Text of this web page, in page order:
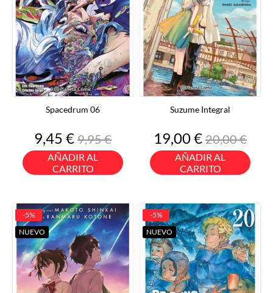
Spacedrum 06
Precio
9,45 €Precio
base
9,95 €
AÑADIR AL
CARRITO
Suzume Integral
Precio
19,00 €Precio
base
20,00 €
AÑADIR AL
CARRITO
-5%
NUEVO
-5%
NUEVO